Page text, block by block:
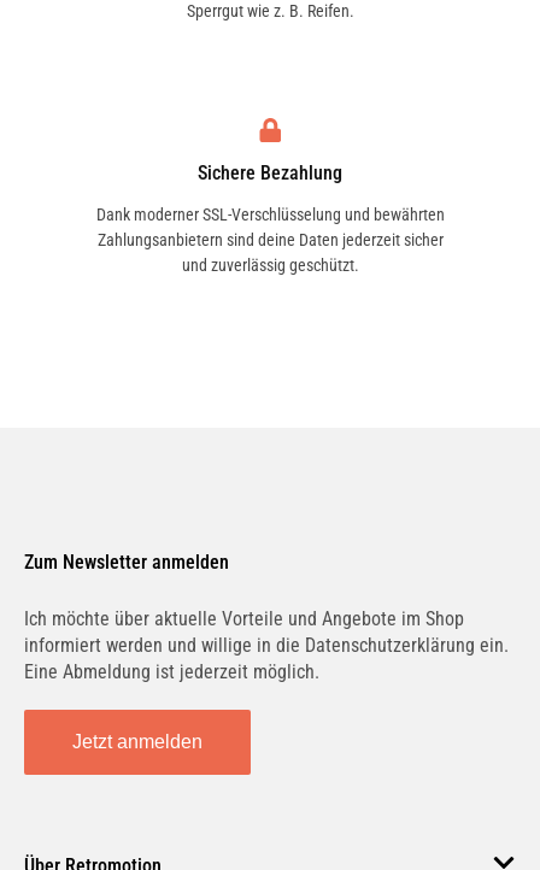
Sperrgut wie z. B. Reifen.
Sichere Bezahlung
Dank moderner SSL-Verschlüsselung und bewährten
Zahlungsanbietern sind deine Daten jederzeit sicher
und zuverlässig geschützt.
Zum Newsletter anmelden
Ich möchte über aktuelle Vorteile und Angebote im Shop
informiert werden und willige in die Datenschutzerklärung ein.
Eine Abmeldung ist jederzeit möglich.
Jetzt anmelden